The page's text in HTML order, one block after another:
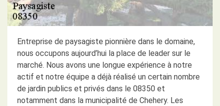
Entreprise de paysagiste pionnière dans le domaine,
nous occupons aujourd’hui la place de leader sur le
marché. Nous avons une longue expérience à notre
actif et notre équipe a déjà réalisé un certain nombre
de jardin publics et privés dans le 08350 et
notamment dans la municipalité de Chehery. Les